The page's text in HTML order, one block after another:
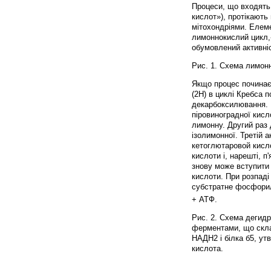
Процеси, що
кислот»),
мітохондріями.
лимоннокислий
обумовлений
Рис. 1. Схема
Якщо процес
(2Н) в циклі Кребса
декарбоксилювання.
піровиноградної
лимонну. Другий раз
ізолимонної. Третій
кетоглютаровой
кислоти і, нарешті,
знову може вступити
кислоти. При
субстратне
+ АТФ.
Рис. 2. Схема
ферментами, що
НАДН2 і білка б5,
кислота.